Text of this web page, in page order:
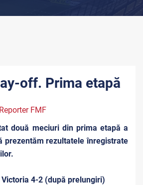
off. Prima etapă
Reporter FMF
două meciuri din prima etapă a
prezentăm rezultatele înregistrate
Victoria 4-2 (după prelungiri)